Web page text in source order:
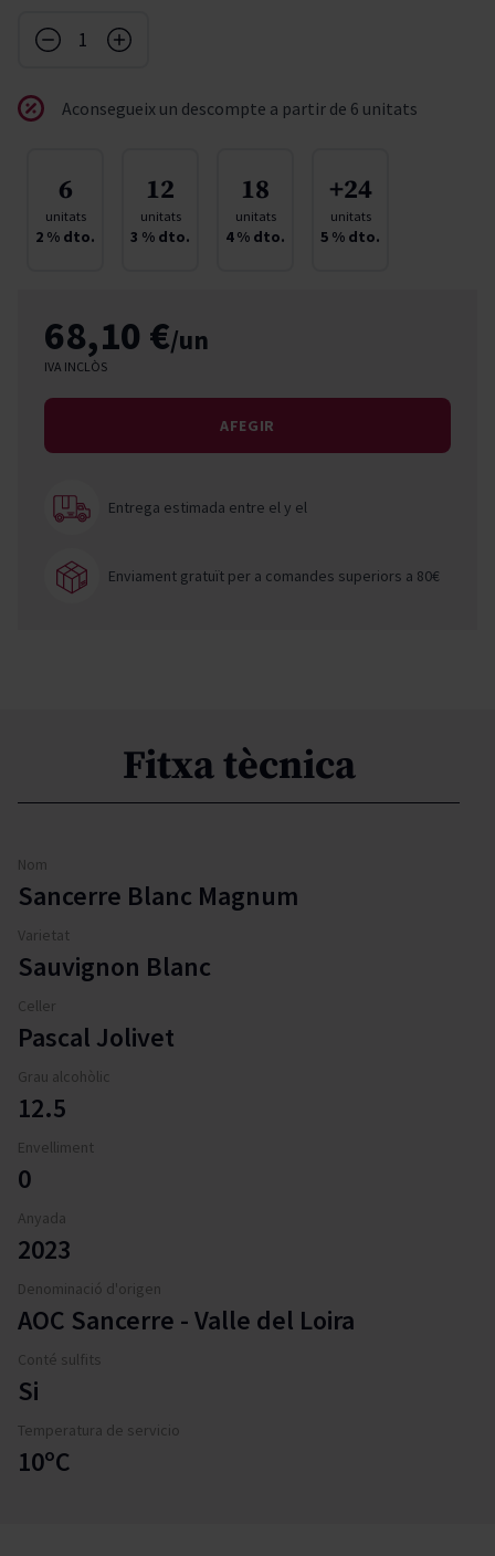
Aconsegueix un descompte a partir de 6 unitats
6
unitats
2 % dto.
12
unitats
3 % dto.
18
unitats
4% dto.
+24
unitats
5 % dto.
68,10 €/un
IVA INCLÒS
AFEGIR
Entrega estimada entre ely el
Enviament gratuït per a comandes superiors a 80€
Fitxa tècnica
Nom
Sancerre Blanc Magnum
Varietat
Sauvignon Blanc
Celler
Pascal Jolivet
Grau alcohòlic
12.5
Envelliment
0
Anyada
2023
Denominació d'origen
AOC Sancerre - Valle del Loira
Conté sulfits
Si
Temperatura de servicio
10ºC